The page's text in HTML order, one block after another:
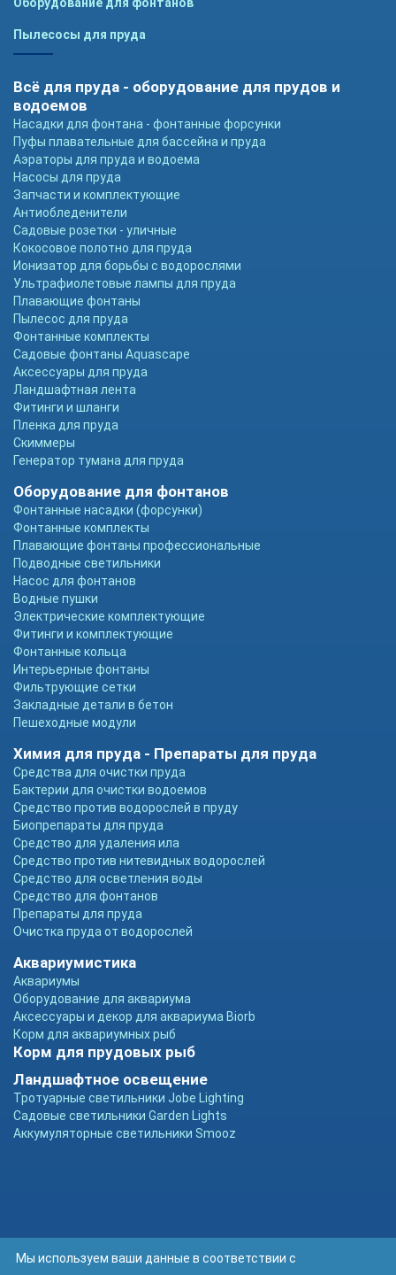
Пылесосы для пруда
Всё для пруда - оборудование для прудов и
водоемов
Насадки для фонтана - фонтанные форсунки
Пуфы плавательные для бассейна и пруда
Аэраторы для пруда и водоема
Насосы для пруда
Запчасти и комплектующие
Антиобледенители
Садовые розетки - уличные
Кокосовое полотно для пруда
Ионизатор для борьбы с водорослями
Ультрафиолетовые лампы для пруда
Плавающие фонтаны
Пылесос для пруда
Фонтанные комплекты
Садовые фонтаны Aquascape
Аксессуары для пруда
Ландшафтная лента
Фитинги и шланги
Пленка для пруда
Скиммеры
Генератор тумана для пруда
Оборудование для фонтанов
Фонтанные насадки (форсунки)
Фонтанные комплекты
Плавающие фонтаны профессиональные
Подводные светильники
Насос для фонтанов
Водные пушки
Электрические комплектующие
Фитинги и комплектующие
Фонтанные кольца
Интерьерные фонтаны
Фильтрующие сетки
Закладные детали в бетон
Пешеходные модули
Химия для пруда - Препараты для пруда
Средства для очистки пруда
Бактерии для очистки водоемов
Средство против водорослей в пруду
Биопрепараты для пруда
Средство для удаления ила
Средство против нитевидных водорослей
Средство для осветления воды
Средство для фонтанов
Препараты для пруда
Очистка пруда от водорослей
Аквариумистика
Аквариумы
Оборудование для аквариума
Аксессуары и декор для аквариума Biorb
Корм для аквариумных рыб
Корм для прудовых рыб
Ландшафтное освещение
Тротуарные светильники Jobe Lighting
Садовые светильники Garden Lights
Аккумуляторные светильники Smooz
Мы используем ваши данные в соответствии с